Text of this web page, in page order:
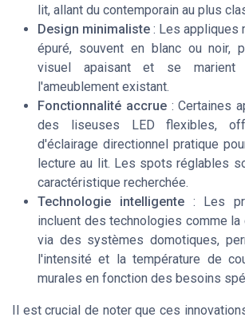
lit, allant du contemporain au plus
Design minimaliste : Les appliques
épuré, souvent en blanc ou noir,
visuel apaisant et se marient
l'ameublement existant.
Fonctionnalité accrue: Certaines
des liseuses LED flexibles,
d'éclairage directionnel pratique
lecture au lit. Les spots réglables
caractéristique recherchée.
Technologie intelligente: Les
incluent des technologies comme la
via des systèmes domotiques,
l'intensité et la température de
murales en fonction des besoins
Il est crucial de noter que ces